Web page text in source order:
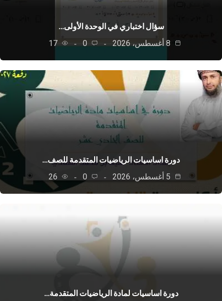
سؤال اختباري في الوحدة الأولى…
0
17
دورة اساسيات الرياضيات المتقدمة للصف…
0
26
دورة اساسيات لمادة الرياضيات المتقدمة…